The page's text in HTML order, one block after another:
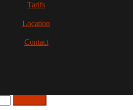
Tarifs
Location
Contact